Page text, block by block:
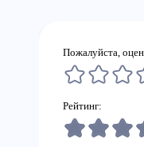
Пожалуйста,
Рейтинг: